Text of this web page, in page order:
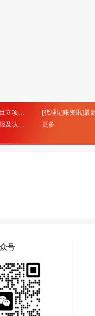
[代理记账资讯]研发费用加计扣除：研发项目立项的注意事项 (2025-10-20)
[代理记账资讯]北京市专精特新中小企业申报及认定 (2025-08-28)
更多
号